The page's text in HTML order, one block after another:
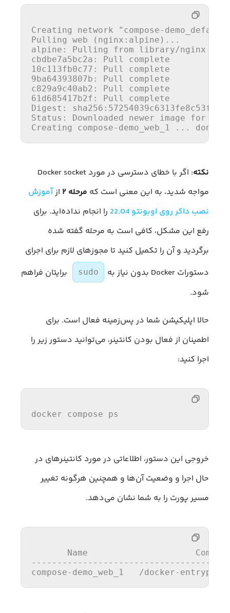
Creating network
"compose-
alpine:
Pulling from library/nginx
cbdbe7a5bc2
10c113fb0c77
9ba64393807
c829a9c40ab2
61 d685417b2f: Pull complete
Digest: sha256 : 57254039c6313fe8c53f
Status: Downloaded newer image for
Creating compose-demo_web_
1 ... done
نکته
: اگر با خطای دسترسی در مورد Docker socket
مواجه شدید، به این معنی است که مرحله ۲ ازآموزش
نصب داکر روی اوبونتو 22.04
را انجام نداده‌اید. برای
رفع این مشکل، کافی است به مرحله گفته شده
برگردید و آن را تکمیل کنید تا مجوزهای لازم برای اجرای
دستورات Docker بدون نیاز به
sudo
برایتان فراهم
شود.
حالا اپلیکیشن شما در پس‌زمینه فعال است. برای
اطمینان از فعال بودن کانتینر، می‌توانید دستور زیر را
اجرا کنید:
docker compose ps
خروجی این دستور، اطلاعاتی در مورد کانتینرهای در
حال اجرا و وضعیت آن‌ها و همچنین هرگونه تغییر
مسیر پورت را به شما نشان می‌دهد.
Name
compose-demo_web_1   /docker-